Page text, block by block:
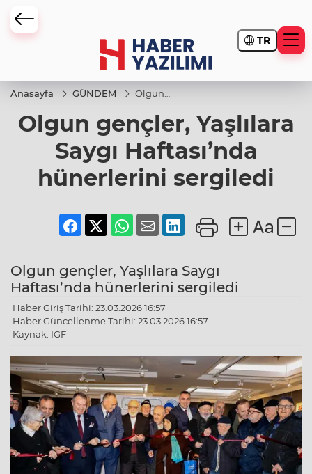
TR
Anasayfa GÜNDEM
Olgun
Yaşlılara
Saygı
Haftası’nda
hünerlerini
sergiledi
Olgun gençler, Yaşlılara
Saygı Haftası’nda
hünerlerini sergiledi
Olgun gençler, Yaşlılara Saygı
Haftası’nda hünerlerini sergiledi
Haber Giriş Tarihi: 23.03.2026 16:57
Haber Güncellenme Tarihi: 23.03.2026 16:57
Kaynak: IGF